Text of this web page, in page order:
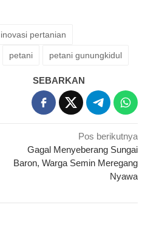
inovasi pertanian
petani petani gunungkidul
SEBARKAN
Pos berikutnya
Gagal Menyeberang Sungai
Baron, Warga Semin Meregang
Nyawa